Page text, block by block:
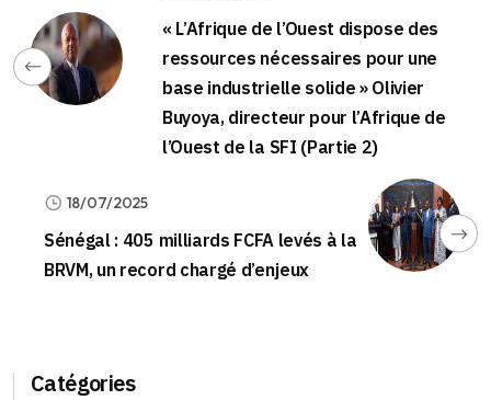
« L’Afrique de l’Ouest dispose des
ressources nécessaires pour une
base industrielle solide » Olivier
Buyoya, directeur pour l’Afrique de
l’Ouest de la SFI (Partie 2)
18/07/2025
Sénégal : 405 milliards FCFA levés à la
BRVM, un record chargé d’enjeux
Catégories